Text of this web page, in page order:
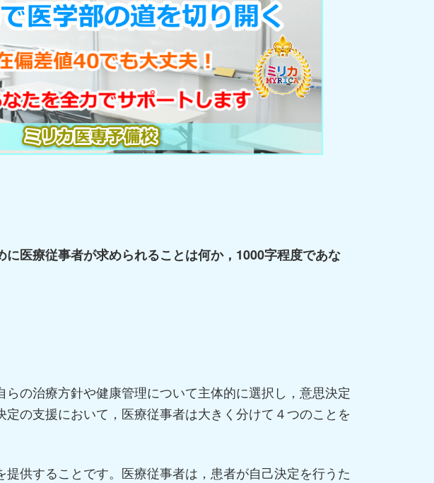
医療従事者が求められることは何か，1000字程度であな
の治療方針や健康管理について主体的に選択し，意思決定
定の支援において，医療従事者は大きく分けて４つのことを
供することです。医療従事者は，患者が自己決定を行うた